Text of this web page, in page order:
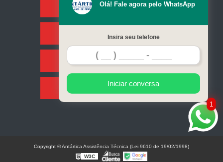
Missão
Serviços
Contato
Mapa do site
1
Olá! Fale agora pelo WhatsApp
Insira seu telefone
Iniciar conversa
Copyright © Antártica Assistência Técnica (Lei 9610 de 19/02/1998)
W3C